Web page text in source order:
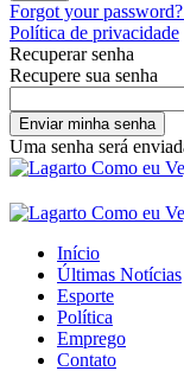
Forgot your
Política de privacidade
Recuperar senha
Recupere sua senha
Uma senha será
Início
Últimas Notícias
Esporte
Política
Emprego
Contato